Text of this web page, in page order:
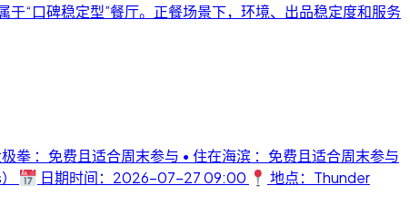
“口碑稳定型”餐厅。正餐场景下，环境、出品稳定度和服务
拳 ：免费且适合周末参与 • 住在海滨 ：免费且适合周末参与
日期时间：2026-07-27 09:00 地点：Thunder